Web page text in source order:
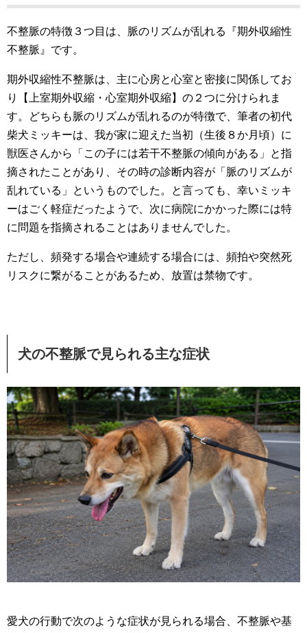
不整脈の特徴３つ目は、脈のリズムが乱れる『期外収縮性
不整脈』です。
期外収縮性不整脈は、主に心房と心室と密接に関係してお
り【上室期外収縮・心室期外収縮】の２つに分けられま
す。どちらも脈のリズムが乱れるのが特徴で、筆者の初代
柴犬ミッキーは、我が家に迎えた当初（生後８か月頃）に
獣医さんから「この子には若干不整脈の傾向がある」と指
摘されたことがあり、その時の診断内容が「脈のリズムが
乱れている」というものでした。と言っても、幸いミッキ
ーはごく軽症だったようで、次に病院にかかった際には特
に問題を指摘されることはありませんでした。
ただし、頻発する場合や連続する場合には、頻拍や突然死
リスクに繋がることがあるため、放置は禁物です。
犬の不整脈で見られる主な症状
愛犬の行動で次のような症状が見られる場合、不整脈や基